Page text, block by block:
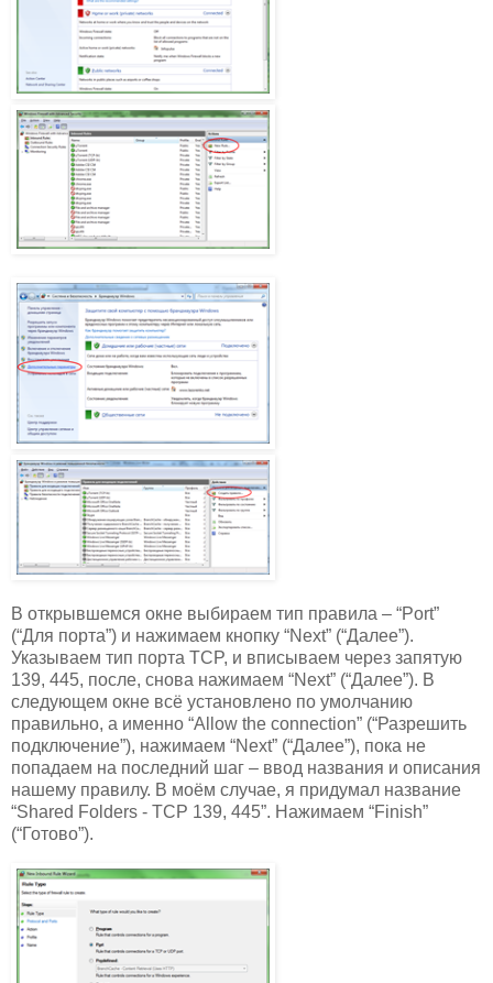
В открывшемся окне выбираем тип правила – “Port”
(“Для порта”) и нажимаем кнопку “Next” (“Далее”).
Указываем тип порта TCP, и вписываем через запятую
139, 445, после, снова нажимаем “Next” (“Далее”). В
следующем окне всё установлено по умолчанию
правильно, а именно “Allow the connection” (“Разрешить
подключение”), нажимаем “Next” (“Далее”), пока не
попадаем на последний шаг – ввод названия и описания
нашему правилу. В моём случае, я придумал название
“Shared Folders - TCP 139, 445”. Нажимаем “Finish”
(“Готово”).